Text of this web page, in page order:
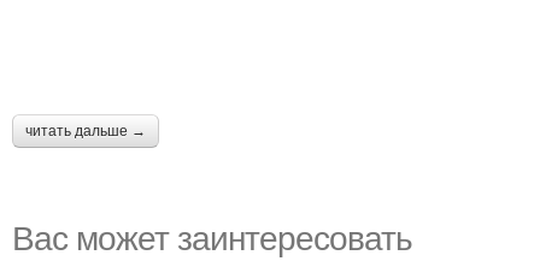
читать дальше →
Вас может заинтересовать